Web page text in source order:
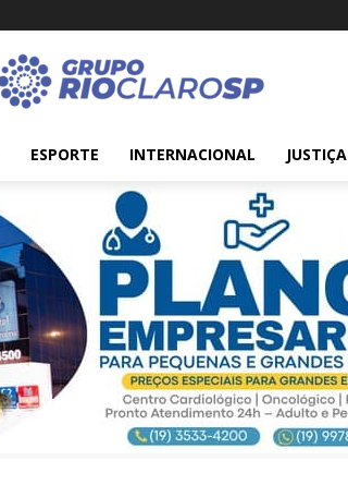
ESPORTE INTERNACIONAL JUSTIÇA